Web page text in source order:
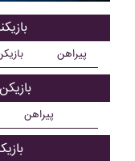
پیراهن
پیراهن